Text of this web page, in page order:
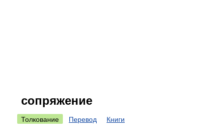
сопряжение
Толкование Перевод Книги